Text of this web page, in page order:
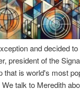
and decided
president of the
that is world's most
talk to Meredith